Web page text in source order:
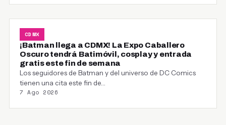
CDMX
¡Batman llega a CDMX! La Expo Caballero
Oscuro tendrá Batimóvil, cosplay y entrada
gratis este fin de semana
Los seguidores de Batman y del universo de DC Comics
tienen una cita este fin de…
7 Ago 2026